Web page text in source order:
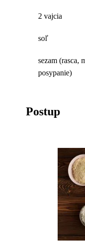
2 vajcia
soľ
sezam (rasca,
posypanie)
Postup